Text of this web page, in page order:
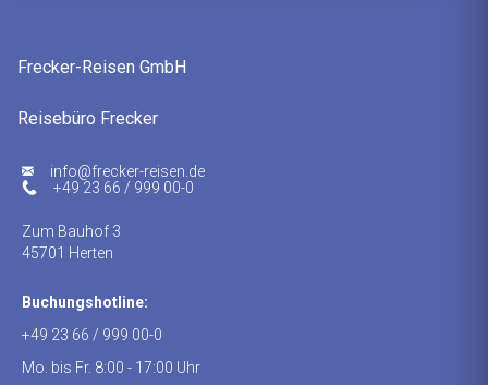
Frecker-Reisen GmbH
Reisebüro Frecker
ed.nesier-rekcerf@ofni
+49 23 66 / 999 00-0
Zum Bauhof 3
45701 Herten
Buchungshotline:
+49 23 66 / 999 00-0
Mo. bis Fr. 8:00 - 17:00 Uhr